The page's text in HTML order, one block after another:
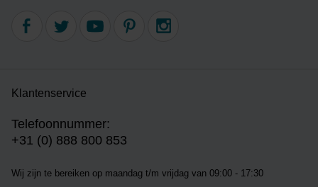
Klantenservice
Telefoonnummer:
+31 (0) 888 800 853
Wij zijn te bereiken op maandag t/m vrijdag van 09:00 - 17:30